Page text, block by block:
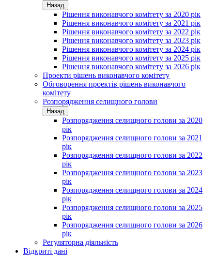
Назад
Рішення виконавчого комітету за 2020 рік
Рішення виконавчого комітету за 2021 рік
Рішення виконавчого комітету за 2022 рік
Рішення виконавчого комітету за 2023 рік
Рішення виконавчого комітету за 2024 рік
Рішення виконавчого комітету за 2025 рік
Рішення виконавчого комітету за 2026 рік
Проекти рішень виконавчого комітету
Обговорення проектів рішень виконавчого
комітету
Розпорядження селищного голови
Назад
Розпорядження селищного голови за 2020
рік
Розпорядження селищного голови за 2021
рік
Розпорядження селищного голови за 2022
рік
Розпорядження селищного голови за 2023
рік
Розпорядження селищного голови за 2024
рік
Розпорядження селищного голови за 2025
рік
Розпорядження селищного голови за 2026
рік
Регуляторна діяльність
Відкриті дані